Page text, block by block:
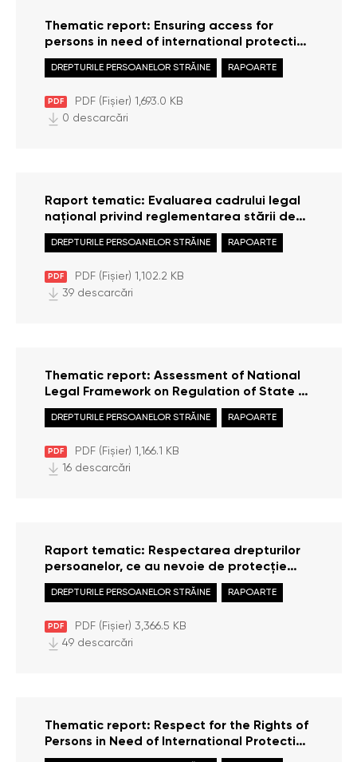
Thematic report: Ensuring access for
persons in need of international protection
at the Air Border Crossing Point of the
Republic of Moldova (situation of 2024)
PDF PDF (Fișier) 1,693.0 KB
DREPTURILE PERSOANELOR STRĂINE RAPOARTE
0 descarcări
Raport tematic: Evaluarea cadrului legal
național privind reglementarea stării de
urgență în Republica Moldova
PDF PDF (Fișier) 1,102.2 KB
DREPTURILE PERSOANELOR STRĂINE RAPOARTE
39 descarcări
Thematic report: Assessment of National
Legal Framework on Regulation of State of
Emergency in the Republic of Moldova
PDF PDF (Fișier) 1,166.1 KB
DREPTURILE PERSOANELOR STRĂINE RAPOARTE
16 descarcări
Raport tematic: Respectarea drepturilor
persoanelor, ce au nevoie de protecție
internațională la punctele de trecere a
frontierei (situația anului 2024)
PDF PDF (Fișier) 3,366.5 KB
DREPTURILE PERSOANELOR STRĂINE RAPOARTE
49 descarcări
Thematic report: Respect for the Rights of
Persons in Need of International Protection
at Border Crossing Points (situation of